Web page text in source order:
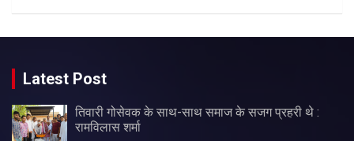
Latest Post
तिवारी गोसेवक के साथ-साथ समाज के सजग प्रहरी थे :
रामविलास शर्मा